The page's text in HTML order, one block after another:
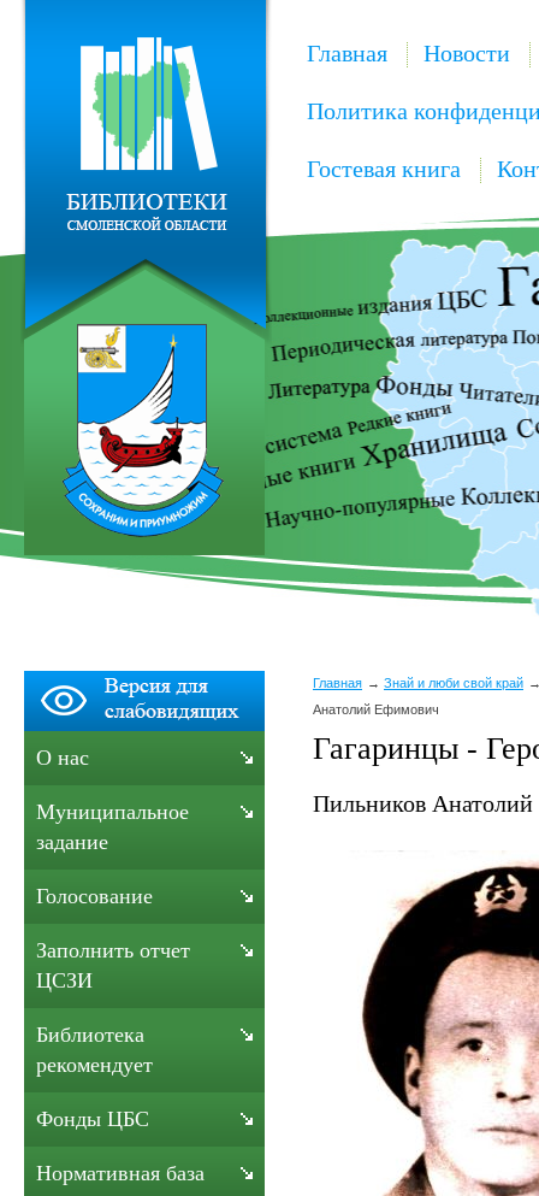
Главная Новости
Политика
Гостевая книга
Главная
Знай и люби свой край
Анатолий Ефимович
Гагаринцы -
Пильников
О нас
Муниципальное
задание
Голосование
Заполнить отчет
ЦСЗИ
Библиотека
рекомендует
Фонды ЦБС
Нормативная база